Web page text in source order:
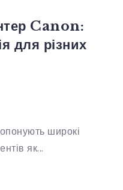
Canon:
для різних
широкі
як...